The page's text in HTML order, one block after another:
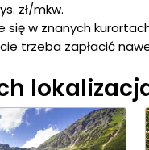
zł/mkw.
w znanych
trzeba zapłacić